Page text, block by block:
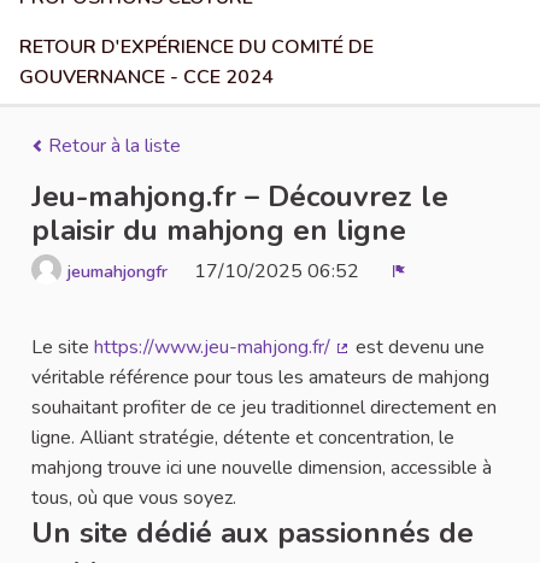
RETOUR D'EXPÉRIENCE DU COMITÉ DE
GOUVERNANCE - CCE 2024
Retour à la liste
Jeu-mahjong.fr – Découvrez le
plaisir du mahjong en ligne
jeumahjongfr 17/10/2025 06:52
Le site https://www.jeu-mahjong.fr/
(Lien externe)
est devenu une
véritable référence pour tous les amateurs de mahjong
souhaitant profiter de ce jeu traditionnel directement en
ligne. Alliant stratégie, détente et concentration, le
mahjong trouve ici une nouvelle dimension, accessible à
tous, où que vous soyez.
Un site dédié aux passionnés de